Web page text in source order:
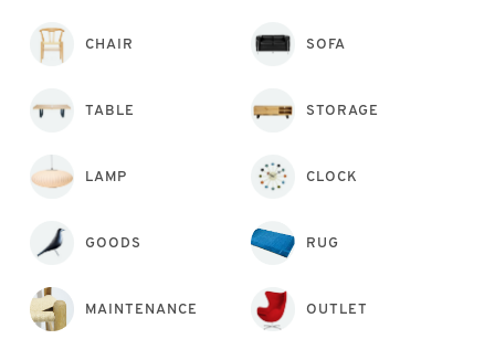
CHAIR SOFA
TABLE STORAGE
LAMP CLOCK
GOODS RUG
MAINTENANCE OUTLET